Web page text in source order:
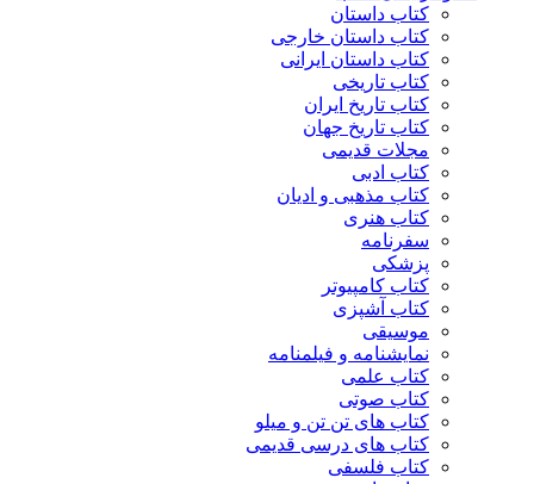
کتاب داستان
کتاب داستان خارجی
کتاب داستان ایرانی
کتاب تاریخی
کتاب تاریخ ایران
کتاب تاریخ جهان
مجلات قدیمی
کتاب ادبی
کتاب مذهبی و ادیان
کتاب هنری
سفرنامه
پزشکی
کتاب کامپیوتر
کتاب آشپزی
موسیقی
نمایشنامه و فیلمنامه
کتاب علمی
کتاب صوتی
کتاب های تن تن و میلو
کتاب های درسی قدیمی
کتاب فلسفی